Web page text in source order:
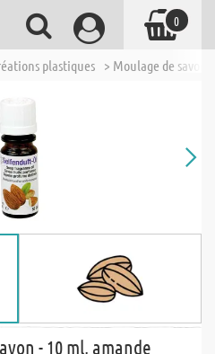
plastiques > Moulage de savons
- 10 ml, amande
0